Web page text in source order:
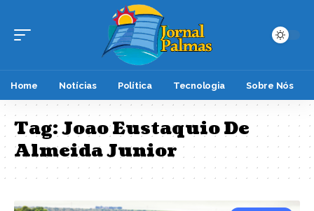
Home Notícias Política Tecnologia Sobre Nós
Tag:Joao Eustaquio De
Almeida Junior